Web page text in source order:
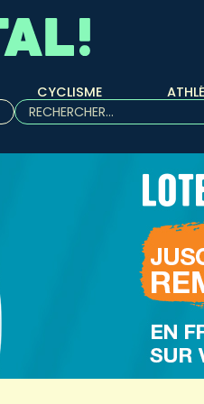
CYCLISME
Rechercher :